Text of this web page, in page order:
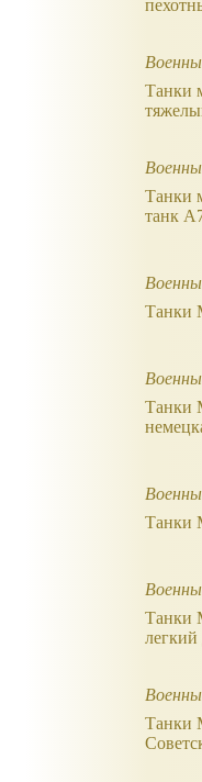
Танки
Танки
танк
Танки
Танки
Танки
Танки
Танки